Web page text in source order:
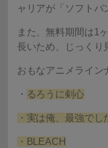
ャリアが「ソフトバ
また、無料期間は1
長いため、じっくり
おもなアニメライン
・ るろうに剣心
・実は俺、最強でし
・BLEACH